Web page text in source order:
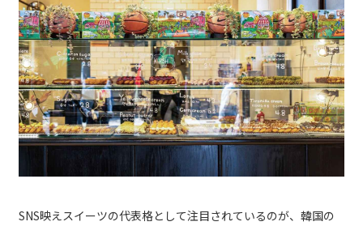
SNS映えスイーツの代表格として注目されているのが、韓国の